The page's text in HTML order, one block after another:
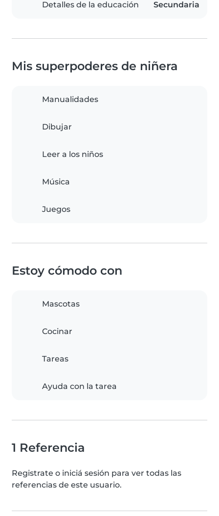
Detalles de la educación Secundaria
Mis superpoderes de niñera
Manualidades
Dibujar
Leer a los niños
Música
Juegos
Estoy cómodo con
Mascotas
Cocinar
Tareas
Ayuda con la tarea
1 Referencia
Registrate o iniciá sesión para ver todas las
referencias de este usuario.